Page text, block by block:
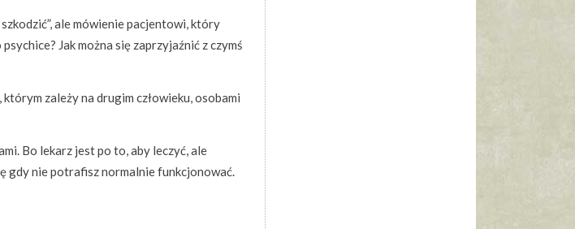
ale mówienie pacjentowi, który
Jak można się zaprzyjaźnić z czymś
zależy na drugim człowieku, osobami
Bo lekarz jest po to, aby leczyć, ale
gdy nie potrafisz normalnie funkcjonować.